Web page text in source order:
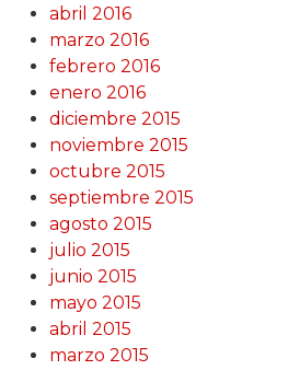
abril 2016
marzo 2016
febrero 2016
enero 2016
diciembre 2015
noviembre 2015
octubre 2015
septiembre 2015
agosto 2015
julio 2015
junio 2015
mayo 2015
abril 2015
marzo 2015